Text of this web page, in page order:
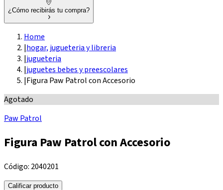
¿Cómo recibirás tu compra?
Home
|hogar, jugueteria y libreria
|jugueteria
|juguetes bebes y preescolares
|Figura Paw Patrol con Accesorio
Agotado
Paw Patrol
Figura Paw Patrol con Accesorio
Código: 2040201
Calificar producto